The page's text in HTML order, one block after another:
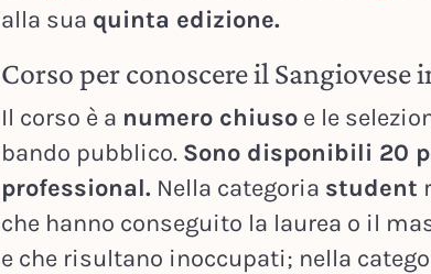
alla sua quinta edizione.
Corso per conoscere il Sangiovese
Il corso è a numero chiusoe le
bando pubblico. Sono disponibili 20
professional.Nella categoria student
che hanno conseguito la laurea o il
e che risultano inoccupati; nella